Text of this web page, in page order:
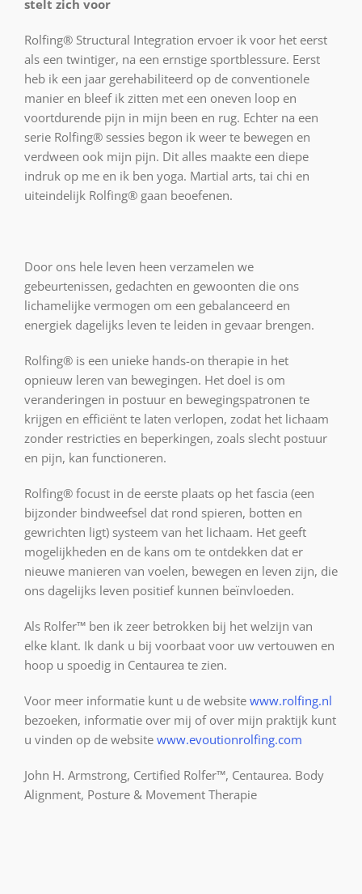
stelt zich voor
Rolfing® Structural Integration ervoer ik voor het eerst
als een twintiger, na een ernstige sportblessure. Eerst
heb ik een jaar gerehabiliteerd op de conventionele
manier en bleef ik zitten met een oneven loop en
voortdurende pijn in mijn been en rug. Echter na een
serie Rolfing® sessies begon ik weer te bewegen en
verdween ook mijn pijn. Dit alles maakte een diepe
indruk op me en ik ben yoga. Martial arts, tai chi en
uiteindelijk Rolfing® gaan beoefenen.
Door ons hele leven heen verzamelen we
gebeurtenissen, gedachten en gewoonten die ons
lichamelijke vermogen om een gebalanceerd en
energiek dagelijks leven te leiden in gevaar brengen.
Rolfing® is een unieke hands-on therapie in het
opnieuw leren van bewegingen. Het doel is om
veranderingen in postuur en bewegingspatronen te
krijgen en efficiënt te laten verlopen, zodat het lichaam
zonder restricties en beperkingen, zoals slecht postuur
en pijn, kan functioneren.
Rolfing® focust in de eerste plaats op het fascia (een
bijzonder bindweefsel dat rond spieren, botten en
gewrichten ligt) systeem van het lichaam. Het geeft
mogelijkheden en de kans om te ontdekken dat er
nieuwe manieren van voelen, bewegen en leven zijn, die
ons dagelijks leven positief kunnen beïnvloeden.
Als Rolfer™ ben ik zeer betrokken bij het welzijn van
elke klant. Ik dank u bij voorbaat voor uw vertouwen en
hoop u spoedig in Centaurea te zien.
Voor meer informatie kunt u de website www.rolfing.nl
bezoeken, informatie over mij of over mijn praktijk kunt
u vinden op de website www.evoutionrolfing.com
John H. Armstrong, Certified Rolfer™, Centaurea. Body
Alignment, Posture & Movement Therapie